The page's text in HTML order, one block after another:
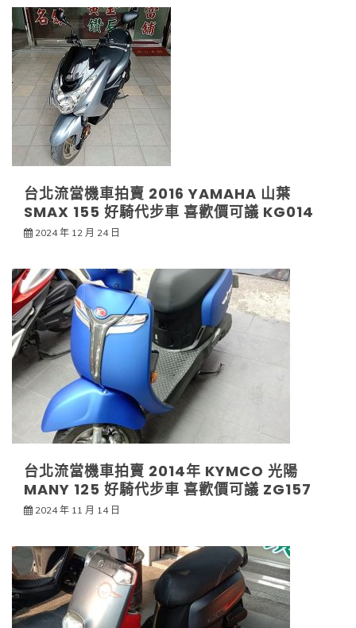
台北流當機車拍賣 2016 YAMAHA 山葉
SMAX 155 好騎代步車 喜歡價可議 KG014
2024 年 12 月 24 日
台北流當機車拍賣 2014年 KYMCO 光陽
MANY 125 好騎代步車 喜歡價可議 ZG157
2024 年 11 月 14 日